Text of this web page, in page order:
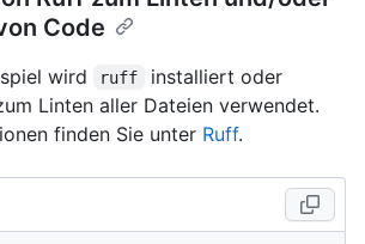
Code
wird ruff
installiert oder
Linten aller Dateien verwendet.
finden Sie unter Ruff.